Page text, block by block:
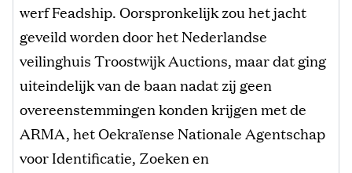
werf Feadship. Oorspronkelijk zou het jacht
geveild worden door het Nederlandse
veilinghuis Troostwijk Auctions, maar dat ging
uiteindelijk van de baan nadat zij geen
overeenstemmingen konden krijgen met de
ARMA, het Oekraïense Nationale Agentschap
voor Identificatie, Zoeken en